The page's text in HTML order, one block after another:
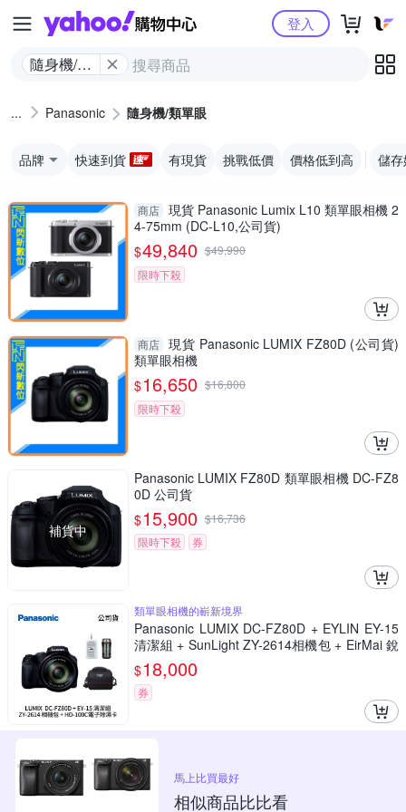
Yahoo購物中心
隨身機/類
登入
Panasonic 隨身機/類單眼
品牌 快速到貨 有現貨 挑戰低價 價格低到高 儲
商店 現貨 Panasonic Lumix L10 類單眼相機 2
4-75mm (DC-L10,公司貨)
$49,840 $49,990
限時下殺
商店 現貨 Panasonic LUMIX FZ80D (公司貨)
類單眼相機
$16,650 $16,800
限時下殺
補貨中
Panasonic LUMIX FZ80D 類單眼相機 DC-FZ8
0D 公司貨
$15,900 $16,736
限時下殺
券
類單眼相機的嶄新境界
Panasonic LUMIX DC-FZ80D + EYLIN EY-15
清潔組 + SunLight ZY-2614相機包 + EirMai 銳
瑪 HD-100C電子除濕卡 FZ80D (公司貨)
$18,000
券
馬上比買最好
相似商品比比看